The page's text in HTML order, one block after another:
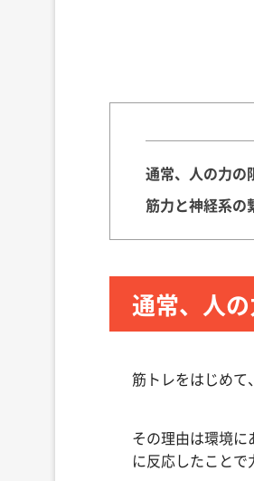
通常、人の力の
筋力と神経系の
通常、人
筋トレをはじめて
その理由は環境
に反応したことで